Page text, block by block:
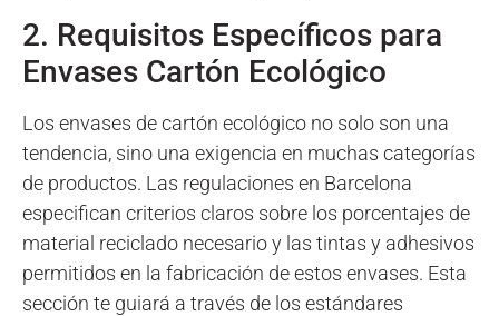
2. Requisitos Específicos para
Envases Cartón Ecológico
Los envases de cartón ecológico no solo son una
tendencia, sino una exigencia en muchas categorías
de productos. Las regulaciones en Barcelona
especifican criterios claros sobre los porcentajes de
material reciclado necesario y las tintas y adhesivos
permitidos en la fabricación de estos envases. Esta
sección te guiará a través de los estándares